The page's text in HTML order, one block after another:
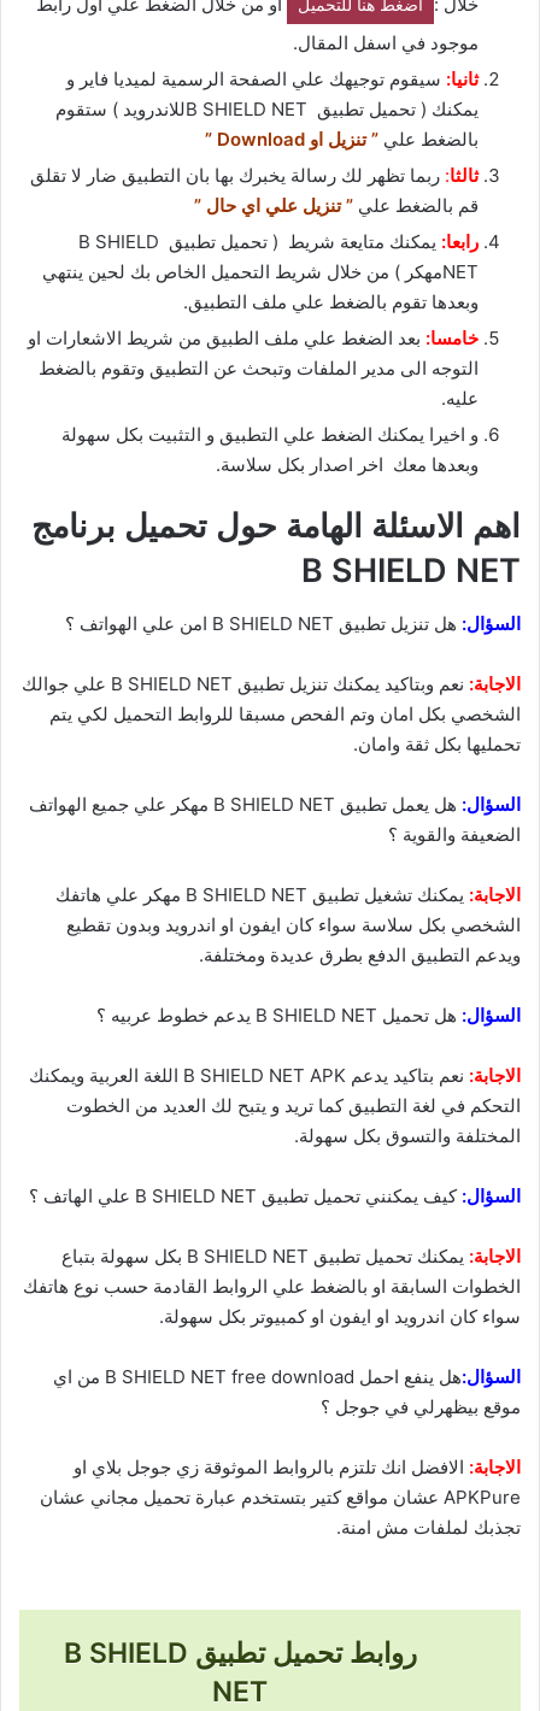
موجود في اسفل المقال.
ثانيا: سيقوم توجيهك علي الصفحة الرسمية لميديا فاير و
يمكنك ( تحميل تطبيق B SHIELD NETللاندرويد ) ستقوم
بالضغط علي ” تنزيل او Download ”
ثالثا: ربما تظهر لك رسالة يخبرك بها بان التطبيق ضار لا تقلق
قم بالضغط علي ” تنزيل علي اي حال ”
رابعا:
يمكنك متايعة شريط ( تحميل تطبيق B SHIELD
NETمهكر ) من خلال شريط التحميل الخاص بك لحين ينتهي
وبعدها تقوم بالضغط علي ملف التطبيق.
خامسا: بعد الضغط علي ملف الطبيق من شريط الاشعارات او
التوجه الى مدير الملفات وتبحث عن التطبيق وتقوم بالضغط
عليه.
و اخيرا يمكنك الضغط علي التطبيق و التثبيت بكل سهولة
وبعدها معك اخر اصدار بكل سلاسة.
اهم الاسئلة الهامة حول تحميل برنامج
B SHIELD NET
السؤال: هل تنزيل تطبيق B SHIELD NET امن علي الهواتف ؟
الاجابة:
نعم وبتاكيد يمكنك تنزيل تطبيق B SHIELD NET علي جوالك
الشخصي بكل امان وتم الفحص مسبقا للروابط التحميل لكي يتم
تحمليها بكل ثقة وامان.
السؤال:
هل يعمل تطبيق B SHIELD NET مهكر علي جميع الهواتف
الضعيفة والقوية ؟
الاجابة:
يمكنك تشغيل تطبيق B SHIELD NET مهكر علي هاتفك
الشخصي بكل سلاسة سواء كان ايفون او اندرويد وبدون تقطيع
ويدعم التطبيق الدفع بطرق عديدة ومختلفة.
السؤال: هل تحميل B SHIELD NET يدعم خطوط عربيه ؟
الاجابة:
نعم بتاكيد يدعم B SHIELD NET APK اللغة العربية ويمكنك
التحكم في لغة التطبيق كما تريد و يتبح لك العديد من الخطوت
المختلفة والتسوق بكل سهولة.
السؤال:كيف يمكنني تحميل تطبيق B SHIELD NET علي الهاتف ؟
الاجابة:
يمكنك تحميل تطبيق B SHIELD NET بكل سهولة بتباع
الخطوات السابقة او بالضغط علي الروابط القادمة حسب نوع هاتفك
سواء كان اندرويد او ايفون او كمبيوتر بكل سهولة.
السؤال:
هل ينفع احمل B SHIELD NET free download من اي
موقع بيظهرلي في جوجل ؟
الاجابة: الافضل انك تلتزم بالروابط الموثوقة زي جوجل بلاي او
APKPure عشان مواقع كتير بتستخدم عبارة تحميل مجاني عشان
تجذبك لملفات مش امنة.
روابط تحميل تطبيق B SHIELD
NET